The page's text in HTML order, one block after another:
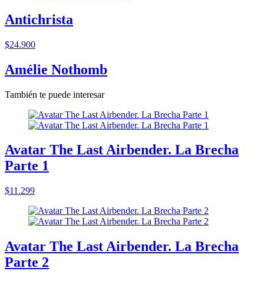
Antichrista
$24.900
Amélie Nothomb
También te puede interesar
Avatar The Last Airbender. La Brecha
Parte 1
$11.299
Avatar The Last Airbender. La Brecha
Parte 2